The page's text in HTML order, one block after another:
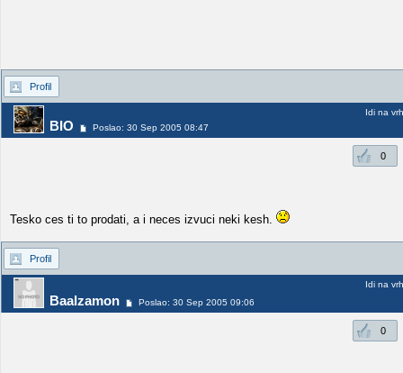
Profil
BIO Poslao: 30 Sep 2005 08:47
Idi na vrh
0
Tesko ces ti to prodati, a i neces izvuci neki kesh.
Profil
Baalzamon Poslao: 30 Sep 2005 09:06
Idi na vrh
0